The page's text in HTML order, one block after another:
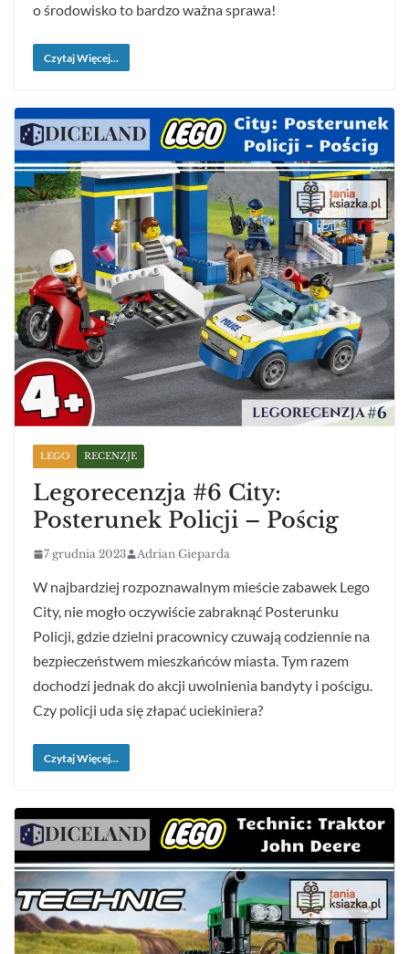
o środowisko to bardzo ważna sprawa!
Czytaj Więcej...
LEGO RECENZJE
Legorecenzja #6 City:
Posterunek Policji – Pościg
7 grudnia 2023 Adrian Gieparda
W najbardziej rozpoznawalnym mieście zabawek Lego
City, nie mogło oczywiście zabraknąć Posterunku
Policji, gdzie dzielni pracownicy czuwają codziennie na
bezpieczeństwem mieszkańców miasta. Tym razem
dochodzi jednak do akcji uwolnienia bandyty i pościgu.
Czy policji uda się złapać uciekiniera?
Czytaj Więcej...